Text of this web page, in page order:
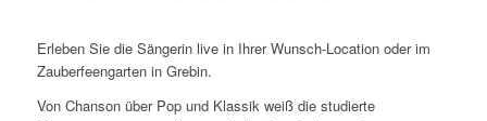
Erleben Sie die Sängerin live in Ihrer Wunsch-Location oder im
Zauberfeengarten in Grebin.
Von Chanson über Pop und Klassik weiß die studierte